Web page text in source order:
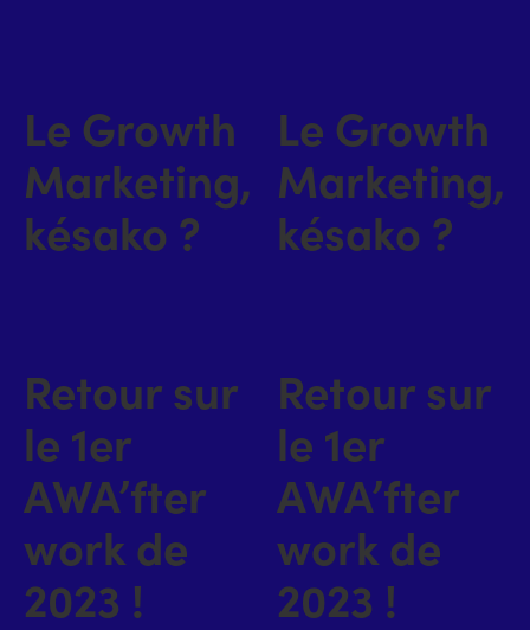
Le Growth
Marketing,
késako ?
Le Growth
Marketing,
késako ?
Retour sur
le 1er
AWA’fter
work de
2023 !
Retour sur
le 1er
AWA’fter
work de
2023 !